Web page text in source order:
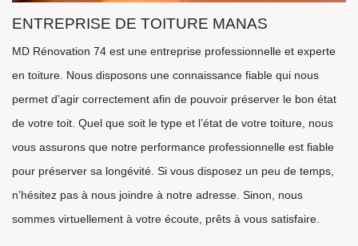
ENTREPRISE DE TOITURE MANAS
MD Rénovation 74 est une entreprise professionnelle et experte
en toiture. Nous disposons une connaissance fiable qui nous
permet d’agir correctement afin de pouvoir préserver le bon état
de votre toit. Quel que soit le type et l’état de votre toiture, nous
vous assurons que notre performance professionnelle est fiable
pour préserver sa longévité. Si vous disposez un peu de temps,
n’hésitez pas à nous joindre à notre adresse. Sinon, nous
sommes virtuellement à votre écoute, prêts à vous satisfaire.